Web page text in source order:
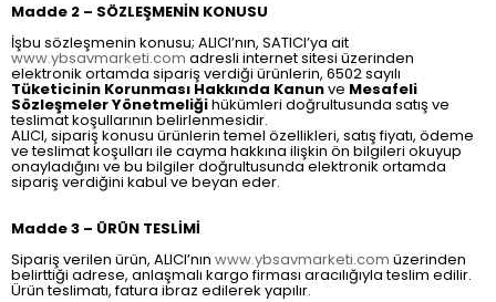
Madde 2 – SÖZLEŞMENİN KONUSU
İşbu sözleşmenin konusu; ALICI’nın, SATICI’ya ait
www.ybsavmarketi.com adresli internet sitesi üzerinden
elektronik ortamda sipariş verdiği ürünlerin, 6502 sayılı
Tüketicinin Korunması Hakkında Kanunve Mesafeli
Sözleşmeler Yönetmeliğihükümleri doğrultusunda satış ve
teslimat koşullarının belirlenmesidir.
ALICI, sipariş konusu ürünlerin temel özellikleri, satış fiyatı, ödeme
ve teslimat koşulları ile cayma hakkına ilişkin ön bilgileri okuyup
onayladığını ve bu bilgiler doğrultusunda elektronik ortamda
sipariş verdiğini kabul ve beyan eder.
Madde 3 – ÜRÜN TESLİMİ
Sipariş verilen ürün, ALICI’nın www.ybsavmarketi.com üzerinden
belirttiği adrese, anlaşmalı kargo firması aracılığıyla teslim edilir.
Ürün teslimatı, fatura ibraz edilerek yapılır.